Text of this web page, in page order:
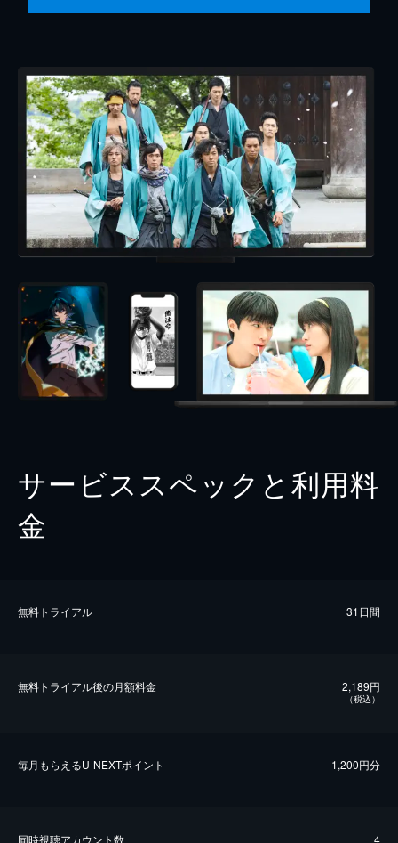
サービススペックと利用料
金
無料トライアル 31日間
無料トライアル後の⽉額料金 2,189円
（税込）
毎⽉もらえるU-NEXTポイント 1,200円分
同時視聴アカウント数 4